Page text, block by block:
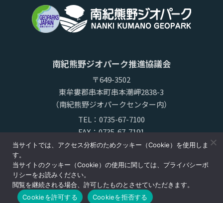
南紀熊野ジオパーク推進協議会
〒649-3502
東牟婁郡串本町串本潮岬2838-3
（南紀熊野ジオパークセンター内）
TEL： 0735-67-7100
FAX：0735-67-7191
当サイトでは、アクセス分析のためクッキー（Cookie）を使用しま
す。
当サイトのクッキー（Cookie）の使用に関しては、プライバシーポ
リシーをお読みください。
閲覧を継続される場合、許可したものとさせていただきます。
Cookieを許可する
Cookieを拒否する